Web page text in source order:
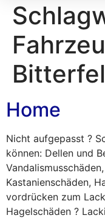
Home
Nicht aufgepasst ?
können: Dellen und
Kastanienschäden,
vordrücken zum
Hagelschäden ?